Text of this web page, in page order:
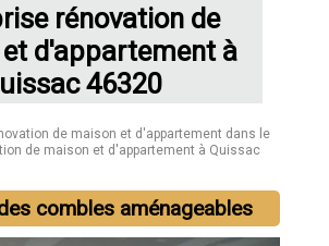
rénovation de
d'appartement à
46320
de maison et d'appartement dans le
de maison et d'appartement à Quissac
combles aménageables